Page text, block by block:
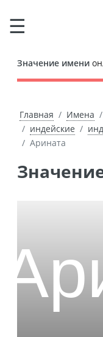
Значение имени
Главная Имена
индейские
Арината